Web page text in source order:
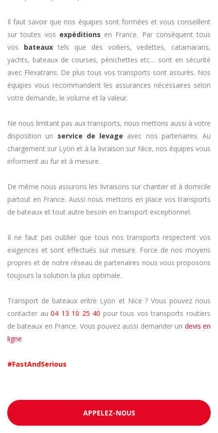
Il faut savoir que nos équipes sont formées et vous conseillent
sur toutes vos expéditions en France. Par conséquent tous
vos bateauxtels que des voiliers, vedettes, catamarans,
yachts, bateaux de courses, pénichettes etc… sont en sécurité
avec Flexatrans. De plus tous vos transports sont assurés. Nos
équipes vous recommandent les assurances nécessaires selon
votre demande, le volume et la valeur.
Ne nous limitant pas aux transports, nous mettons aussi à votre
disposition un service de levage avec nos partenaires. Au
chargement sur Lyon et à la livraison sur Nice, nos équipes vous
informent au fur et à mesure.
De même nous assurons les livraisons sur chantier et à domicile
partout en France. Aussi nous mettons en place vos transports
de bateaux et tout autre besoin en transport exceptionnel.
Il ne faut pas oublier que tous nos transports respectent vos
exigences et sont effectués sur mesure. Force de nos moyens
propres et de notre réseau de partenaires nous vous proposons
toujours la solution la plus optimale.
Transport de bateaux entre Lyon et Nice ? Vous pouvez nous
contacter au04 13 10 25 40 pour tous vos transports routiers
de bateaux en France. Vous pouvez aussi demander un devis en
ligne
#FastAndSerious
APPELEZ-NOUS